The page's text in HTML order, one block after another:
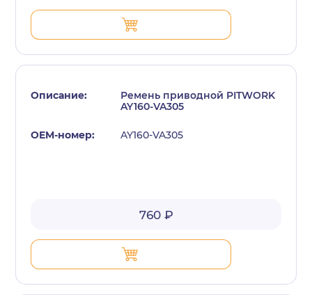
Ремень приводной PITWORK
AY160-VA305
AY160-VA305
760 ₽